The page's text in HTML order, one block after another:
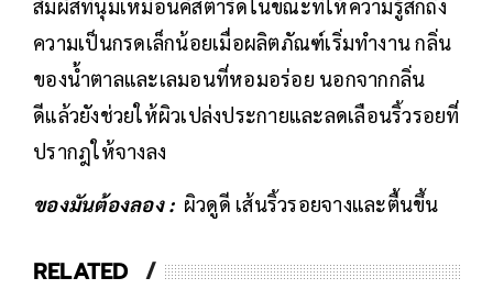
สัมผัสที่นุ่มเหมือนคัสตาร์ดในขณะที่ให้ความรู้สึกถึง
ความเป็นกรดเล็กน้อยเมื่อผลิตภัณฑ์เริ่มทำงาน กลิ่น
ของน้ำตาลและเลมอนที่หอมอร่อย นอกจากกลิ่น
ดีแล้วยังช่วยให้ผิวเปล่งประกายและลดเลือนริ้วรอยที่
ปรากฎให้จางลง
ของมันต้องลอง :ผิวดูดี เส้นริ้วรอยจางและตื้นขึ้น
RELATED